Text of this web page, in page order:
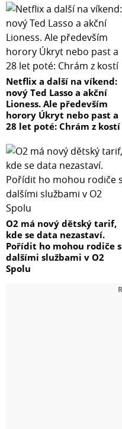
Netflix a další na víkend:
nový Ted Lasso a akční
Lioness. Ale především
horory Úkryt nebo past a
28 let poté: Chrám z kostí
O2 má nový dětský tarif,
kde se data nezastaví.
Pořídit ho mohou rodiče s
dalšími službami v O2
Spolu